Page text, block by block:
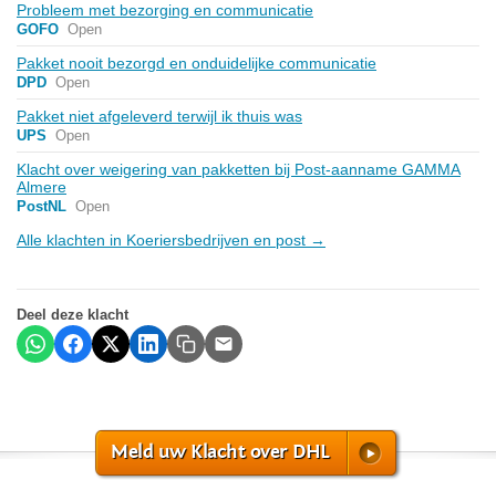
Probleem met bezorging en communicatie
GOFO Open
Pakket nooit bezorgd en onduidelijke communicatie
DPD Open
Pakket niet afgeleverd terwijl ik thuis was
UPS Open
Klacht over weigering van pakketten bij Post-aanname GAMMA
Almere
PostNL Open
Alle klachten in Koeriersbedrijven en post →
Deel deze klacht
Meld uw Klacht over DHL